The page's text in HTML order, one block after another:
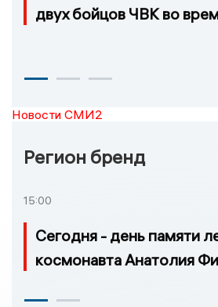
двух бойцов ЧВК во
Новости СМИ2
Регион бренд
15:00
Сегодня - день памяти
космонавта Анатолия